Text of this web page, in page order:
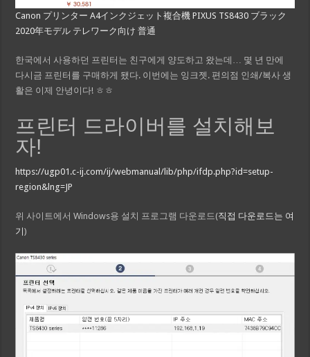
Canon プリンター A4インクジェット複合機 PIXUS TS8430 ブラック
2020年モデル テレワーク向け 普通
한국에서 사용하던 프린터는 친구에게 양도하고 왔는데… 몇 년 만에
다시금 프린터를 구매하게 됐다. 이번에는 잉크젯. 편의점 인쇄/복사 생
활은 이제 안녕이다! ㅎㅎ
프린터 드라이버를 설치해보
자!
https://ugp01.c-ij.com/ij/webmanual/lib/php/ifdp.php?id=setup-
region&lng=JP
위 사이트에서 Windows용 설치 프로그램 다운로드(직접 다운로드는 여
기)